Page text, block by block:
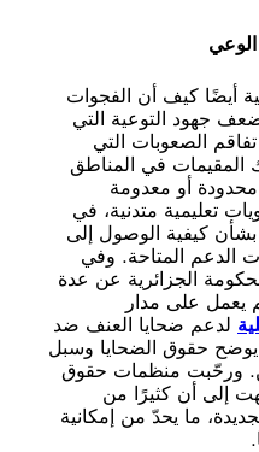
أيضًا كيف أن الفجوات
جهود التوعية التي
الصعوبات التي
المقيمات في المناطق
محدودة أو معدومة
تعليمية متدنية، في
كيفية الوصول إلى
الدعم المتاحة. وفي
أعلنت الحكومة الجزائرية عن عدة
يعمل على مدار
لدعم ضحايا العنف ضد
يوضح حقوق الضحايا وسبل
لهن. ورحّبت منظمات حقوق
إلى أن كثيرًا من
ما يحدّ من إمكانية